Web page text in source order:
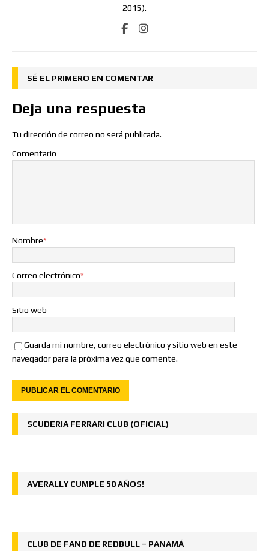
2015).
SÉ EL PRIMERO EN COMENTAR
Deja una respuesta
Tu dirección de correo no será publicada.
Comentario
Nombre*
Correo electrónico*
Sitio web
Guarda mi nombre, correo electrónico y sitio web en este
navegador para la próxima vez que comente.
SCUDERIA FERRARI CLUB (OFICIAL)
AVERALLY CUMPLE 50 AÑOS!
CLUB DE FAND DE REDBULL – PANAMÁ